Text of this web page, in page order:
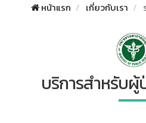
หน้าแรก เกี่ยวกับเรา
บริการสำหรับ